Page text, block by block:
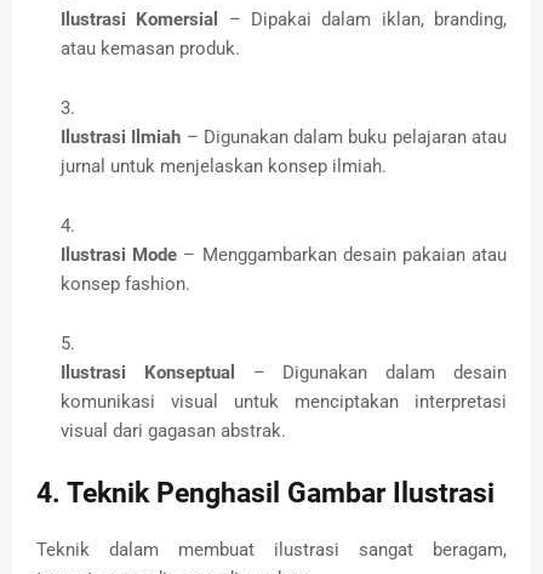
Ilustrasi Komersial
– Dipakai dalam iklan, branding,
atau kemasan produk.
Ilustrasi Ilmiah – Digunakan dalam buku pelajaran atau
jurnal untuk menjelaskan konsep ilmiah.
Ilustrasi Mode – Menggambarkan desain pakaian atau
konsep fashion.
Ilustrasi Konseptual
– Digunakan dalam desain
komunikasi visual untuk menciptakan interpretasi
visual dari gagasan abstrak.
4. Teknik Penghasil Gambar Ilustrasi
Teknik dalam membuat ilustrasi sangat beragam,